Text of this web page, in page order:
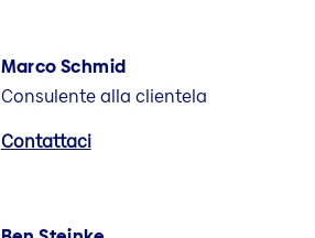
Marco Schmid
Consulente alla clientela
Contattaci